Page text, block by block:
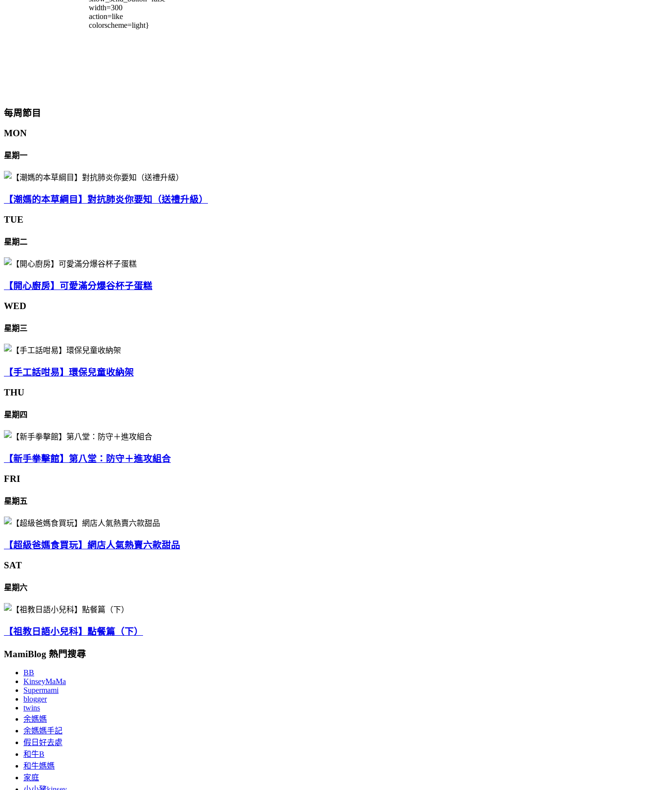
width=300
action=like
colorscheme=light}
每周節目
MON
星期一
【潮媽的本草綱目】對抗肺炎你要知（送禮升級）
TUE
星期二
【開心廚房】可愛滿分爆谷杯子蛋糕
WED
星期三
【手工話咁易】環保兒童收納架
THU
星期四
【新手拳擊館】第八堂：防守＋進攻組合
FRI
星期五
【超級爸媽食買玩】網店人氣熱賣六款甜品
SAT
星期六
【祖教日語小兒科】點餐篇（下）
MamiBlog 熱門搜尋
BB
KinseyMaMa
Supermami
blogger
twins
余媽媽
余媽媽手記
假日好去處
和牛B
和牛媽媽
家庭